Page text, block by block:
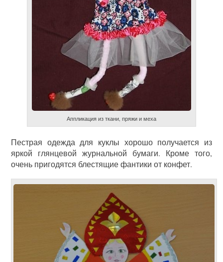
Аппликация из ткани, пряжи и меха
Пестрая одежда для куклы хорошо получается из
яркой глянцевой журнальной бумаги. Кроме того,
очень пригодятся блестящие фантики от конфет.